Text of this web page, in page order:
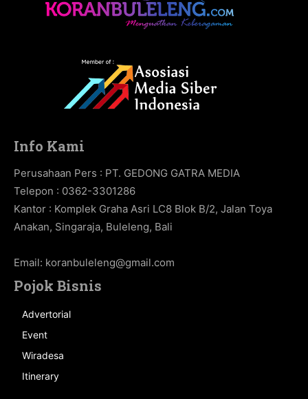
Info Kami
Perusahaan Pers : PT. GEDONG GATRA MEDIA
Telepon : 0362-3301286
Kantor : Komplek Graha Asri LC8 Blok B/2, Jalan Toya
Anakan, Singaraja, Buleleng, Bali
Email: koranbuleleng@gmail.com
Pojok Bisnis
Advertorial
Event
Wiradesa
Itinerary